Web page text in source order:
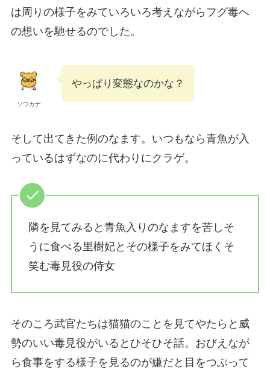
は周りの様子をみていろいろ考えながらフグ毒へ
の想いを馳せるのでした。
ソウカナ
やっぱり変態なのかな？
そして出てきた例のなます。いつもなら青魚が入
っているはずなのに代わりにクラゲ。
隣を見てみると青魚入りのなますを苦しそ
うに食べる里樹妃とその様子をみてほくそ
笑む毒見役の侍女
そのころ武官たちは猫猫のことを見てやたらと威
勢のいい毒見役がいるとひそひそ話。おびえなが
ら食事をする様子を見るのが嫌だと目をつぶって